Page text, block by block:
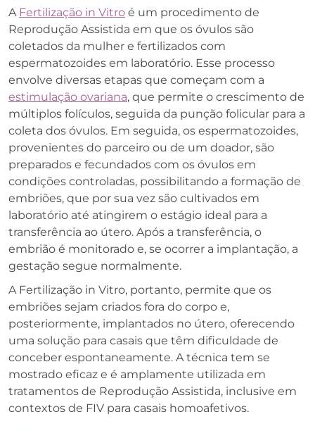
A Fertilização in Vitro é um procedimento de
Reprodução Assistida em que os óvulos são
coletados da mulher e fertilizados com
espermatozoides em laboratório. Esse processo
envolve diversas etapas que começam com a
estimulação ovariana, que permite o crescimento de
múltiplos folículos, seguida da punção folicular para a
coleta dos óvulos. Em seguida, os espermatozoides,
provenientes do parceiro ou de um doador, são
preparados e fecundados com os óvulos em
condições controladas, possibilitando a formação de
embriões, que por sua vez são cultivados em
laboratório até atingirem o estágio ideal para a
transferência ao útero. Após a transferência, o
embrião é monitorado e, se ocorrer a implantação, a
gestação segue normalmente.
A Fertilização in Vitro, portanto, permite que os
embriões sejam criados fora do corpo e,
posteriormente, implantados no útero, oferecendo
uma solução para casais que têm dificuldade de
conceber espontaneamente. A técnica tem se
mostrado eficaz e é amplamente utilizada em
tratamentos de Reprodução Assistida, inclusive em
contextos de FIV para casais homoafetivos.